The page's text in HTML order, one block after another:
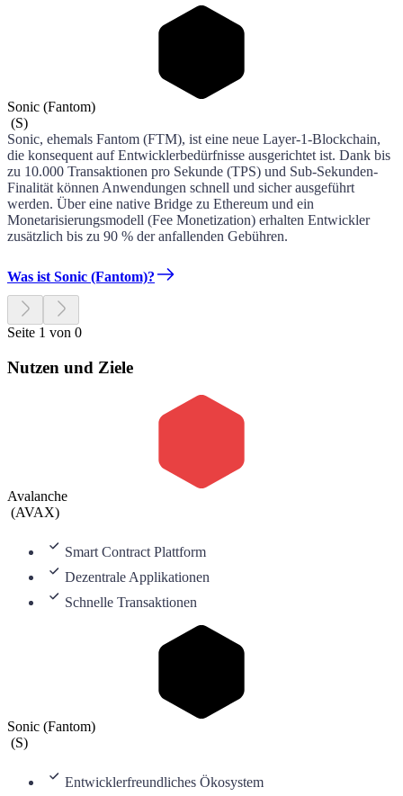
Sonic (Fantom)
(S)
Sonic, ehemals Fantom (FTM), ist eine neue Layer-1-Blockchain,
die konsequent auf Entwicklerbedürfnisse ausgerichtet ist. Dank bis
zu 10.000 Transaktionen pro Sekunde (TPS) und Sub-Sekunden-
Finalität können Anwendungen schnell und sicher ausgeführt
werden. Über eine native Bridge zu Ethereum und ein
Monetarisierungsmodell (Fee Monetization) erhalten Entwickler
zusätzlich bis zu 90 % der anfallenden Gebühren.
Was ist Sonic (Fantom)?
Seite 1 von 0
Nutzen und Ziele
Avalanche
(AVAX)
Smart Contract Plattform
Dezentrale Applikationen
Schnelle Transaktionen
Sonic (Fantom)
(S)
Entwicklerfreundliches Ökosystem